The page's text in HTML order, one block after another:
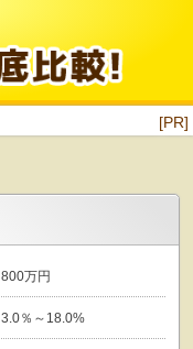
[PR]
800万円
3.0％～18.0%